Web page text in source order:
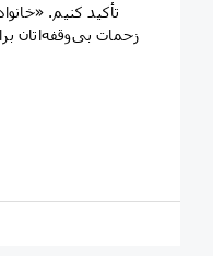
تأکید کنیم.
زحمات بی‌وقفه‌اتان